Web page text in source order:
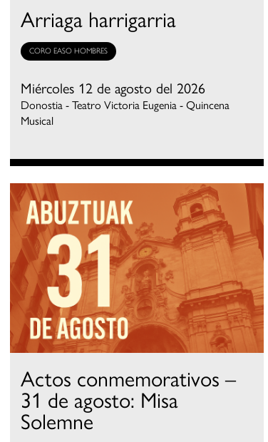
Arriaga harrigarria
CORO EASO HOMBRES
Miércoles 12 de agosto del 2026
Donostia - Teatro Victoria Eugenia - Quincena
Musical
Actos conmemorativos –
31 de agosto: Misa
Solemne